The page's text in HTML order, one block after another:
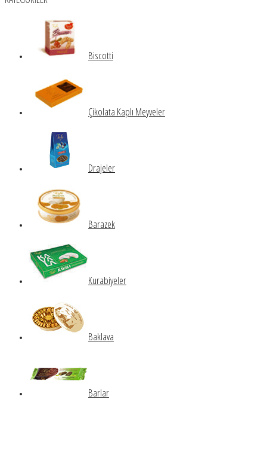
Biscotti
Çikolata Kaplı Meyveler
Drajeler
Barazek
Kurabiyeler
Baklava
Barlar